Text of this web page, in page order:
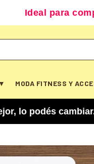
Ideal para
MODA FITNESS Y
cambiar.